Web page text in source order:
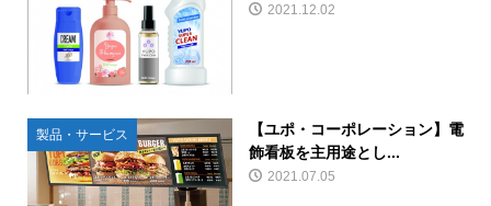
2021.12.02
製品・サービス
【ユポ・コーポレーション】電
飾看板を主用途とし...
2021.07.05